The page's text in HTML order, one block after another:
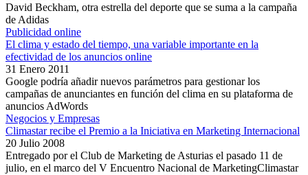
David Beckham, otra estrella del deporte que se suma a la campaña
de Adidas
Publicidad online
El clima y estado del tiempo, una variable importante en la
efectividad de los anuncios online
31 Enero 2011
Google podría añadir nuevos parámetros para gestionar los
campañas de anunciantes en función del clima en su plataforma de
anuncios AdWords
Negocios y Empresas
Climastar recibe el Premio a la Iniciativa en Marketing Internacional
20 Julio 2008
Entregado por el Club de Marketing de Asturias el pasado 11 de
julio, en el marco del V Encuentro Nacional de MarketingClimastar